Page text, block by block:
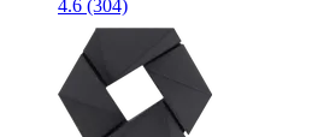
4.6 (304)